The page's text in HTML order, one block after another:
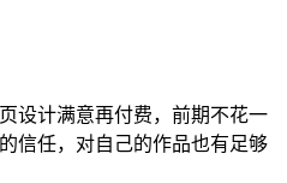
设计满意再付费，前期不花一
信任，对自己的作品也有足够